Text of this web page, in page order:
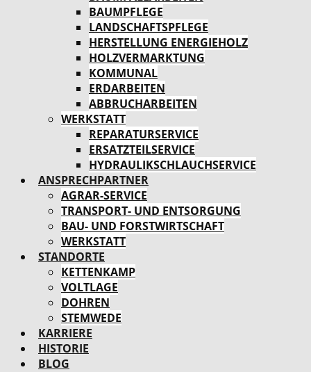
BAUMPFLEGE
LANDSCHAFTSPFLEGE
HERSTELLUNG ENERGIEHOLZ
HOLZVERMARKTUNG
KOMMUNAL
ERDARBEITEN
ABBRUCHARBEITEN
WERKSTATT
REPARATURSERVICE
ERSATZTEILSERVICE
HYDRAULIKSCHLAUCHSERVICE
ANSPRECHPARTNER
AGRAR-SERVICE
TRANSPORT- UND ENTSORGUNG
BAU- UND FORSTWIRTSCHAFT
WERKSTATT
STANDORTE
KETTENKAMP
VOLTLAGE
DOHREN
STEMWEDE
KARRIERE
HISTORIE
BLOG